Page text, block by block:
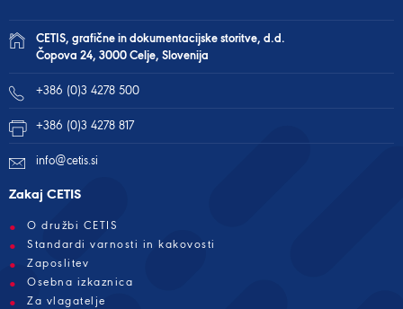
CETIS, grafične in dokumentacijske storitve, d.d.
Čopova 24, 3000 Celje, Slovenija
+386 (0)3 4278 500
+386 (0)3 4278 817
info@cetis.si
Zakaj CETIS
O družbi CETIS
Standardi varnosti in kakovosti
Zaposlitev
Osebna izkaznica
Za vlagatelje